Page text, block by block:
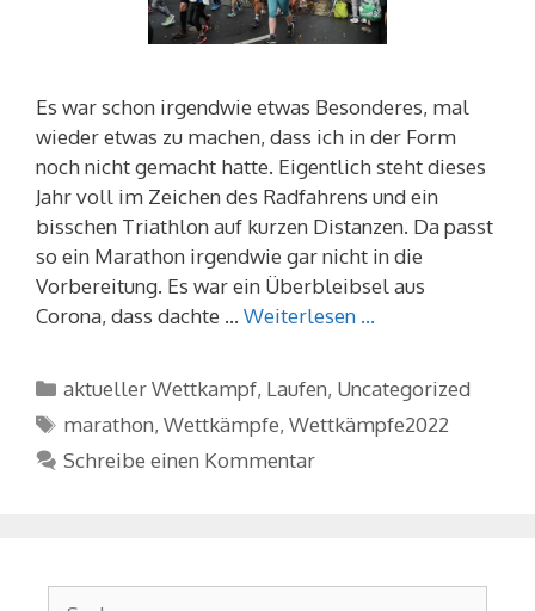
Es war schon irgendwie etwas Besonderes, mal
wieder etwas zu machen, dass ich in der Form
noch nicht gemacht hatte. Eigentlich steht dieses
Jahr voll im Zeichen des Radfahrens und ein
bisschen Triathlon auf kurzen Distanzen. Da passt
so ein Marathon irgendwie gar nicht in die
Vorbereitung. Es war ein Überbleibsel aus
Corona, dass dachte … Weiterlesen …
Kategorien
aktueller Wettkampf, Laufen, Uncategorized
Schlagwörter
marathon,Wettkämpfe,Wettkämpfe2022
Schreibe einen Kommentar